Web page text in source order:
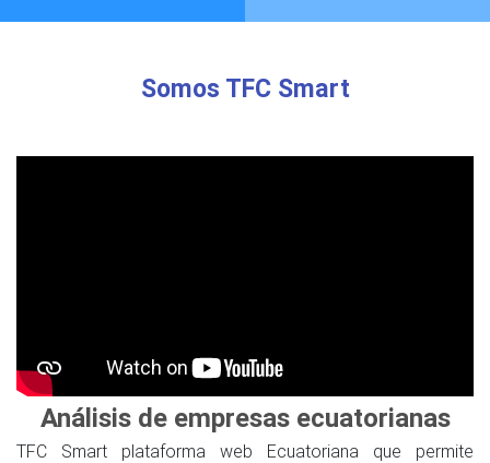
Somos TFC Smart
Análisis de empresas ecuatorianas
TFC Smart plataforma web Ecuatoriana que permite